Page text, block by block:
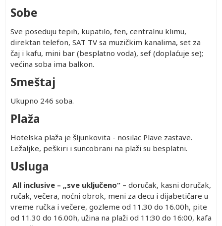
Sobe
Sve poseduju tepih, kupatilo, fen, centralnu klimu,
direktan telefon, SAT TV sa muzičkim kanalima, set za
čaj i kafu, mini bar (besplatno voda), sef (doplaćuje se);
većina soba ima balkon.
Smeštaj
Ukupno 246 soba.
Plaža
Hotelska plaža je šljunkovita - nosilac Plave zastave.
Ležaljke, peškiri i suncobrani na plaži su besplatni.
Usluga
All inclusive – „sve uključeno“ – doručak, kasni doručak,
ručak, večera, noćni obrok, meni za decu i dijabetičare u
vreme ručka i večere, gozleme od 11.30 do 16.00h, pite
od 11.30 do 16.00h, užina na plaži od 11:30 do 16:00, kafa
402.00
402.00
402.00
402.00
402.00
402.00
402.00
402.00
402.00
2,132.00
1,522.00
1,942.00
1,492.00
2,052.00
1,452.00
1,872.00
1,452.00
2,012.00
Besplatno
Besplatno
Besplatno
Besplatno
Besplatno
Besplatno
Besplatno
402.00
402.00
402.00
402.00
Prvo
god.
Prvo
dete 2-
11.99
god.
402.00
Drugo
1.99
god.
(Prvo
Besplatno
Drugo
dete 2-
god.
(Prvo
402.00
Drugo
dete 2-
11.99
god.
(Prvo
572.00